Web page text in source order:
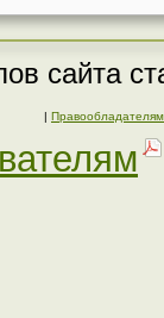
сайта
| Правообладателям